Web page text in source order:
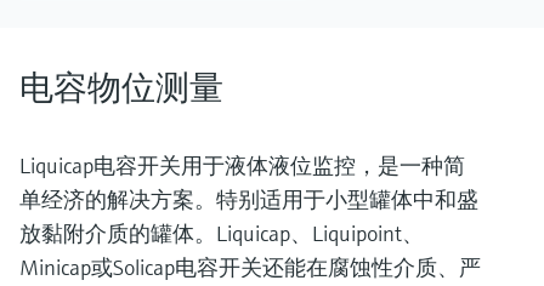
电容物位测量
Liquicap电容开关用于液体液位监控，是一种简
单经济的解决方案。特别适用于小型罐体中和盛
放黏附介质的罐体。Liquicap、Liquipoint、
Minicap或Solicap电容开关还能在腐蚀性介质、严